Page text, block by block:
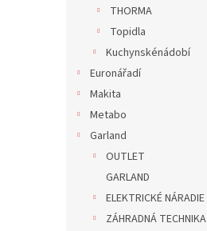
THORMA
Topidla
Kuchynskénádobí
Euronářadí
Makita
Metabo
Garland
OUTLET
GARLAND
ELEKTRICKÉ NÁRADIE
ZÁHRADNÁ TECHNIKA